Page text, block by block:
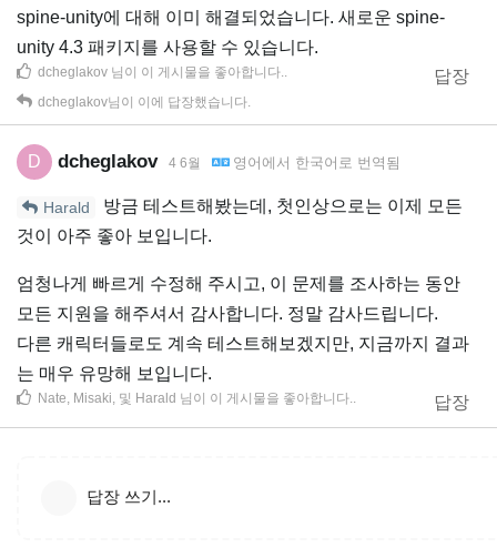
spine-unity에 대해 이미 해결되었습니다. 새로운 spine-
unity 4.3 패키지를 사용할 수 있습니다.
답장
dcheglakov 님이 이 게시물을 좋아합니다..
dcheglakov님이 이에 답장했습니다.
D dcheglakov 4 6월 영어 에서 한국어 로 번역됨
Harald
방금 테스트해봤는데, 첫인상으로는 이제 모든
것이 아주 좋아 보입니다.
엄청나게 빠르게 수정해 주시고, 이 문제를 조사하는 동안
모든 지원을 해주셔서 감사합니다. 정말 감사드립니다.
다른 캐릭터들로도 계속 테스트해보겠지만, 지금까지 결과
는 매우 유망해 보입니다.
답장
Nate, Misaki, 및 Harald 님이 이 게시물을 좋아합니다..
답장 쓰기...